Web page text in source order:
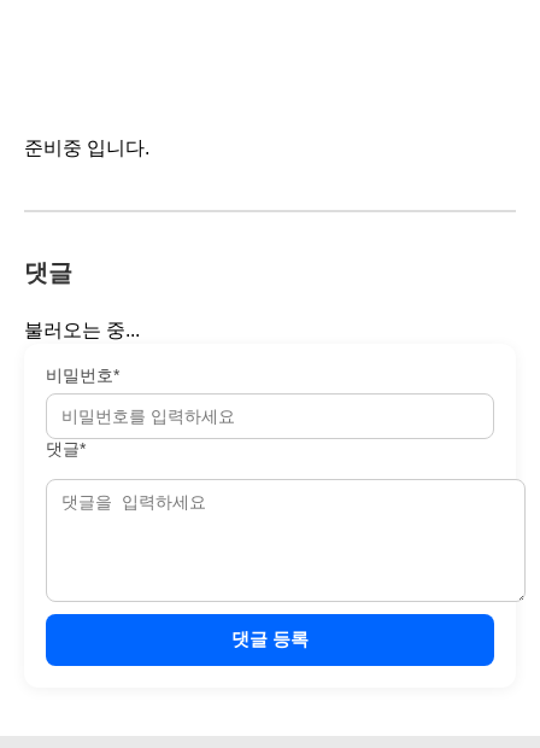
준비중 입니다.
댓글
불러오는 중...
비밀번호*
댓글*
댓글 등록